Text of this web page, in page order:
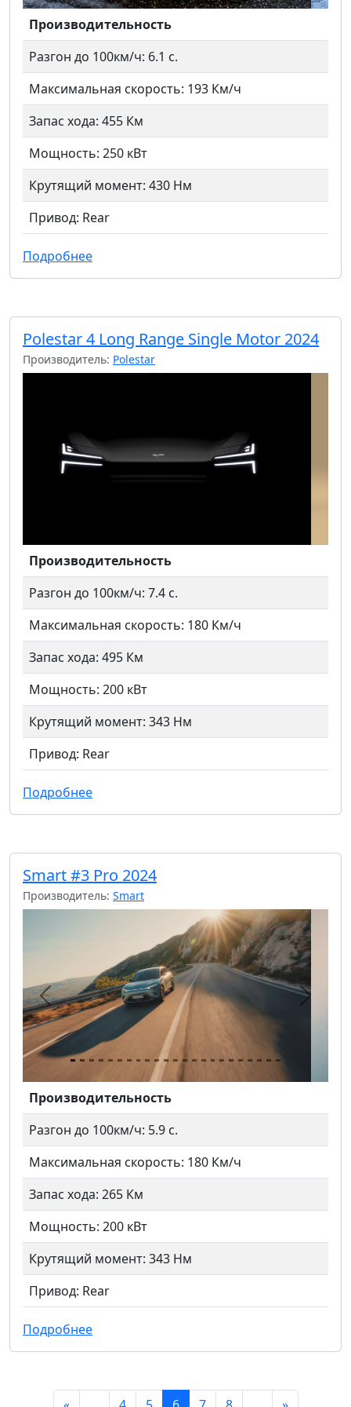
Производительность
Разгон до 100км/ч: 6.1 с.
Максимальная скорость: 193 Км/ч
Запас хода: 455 Км
Мощность: 250 кВт
Крутящий момент: 430 Нм
Привод: Rear
Подробнее
Polestar 4 Long Range Single Motor 2024
Производитель: Polestar
Предыдущий
Производительность
Разгон до 100км/ч: 7.4 с.
Максимальная скорость: 180 Км/ч
Запас хода: 495 Км
Мощность: 200 кВт
Крутящий момент: 343 Нм
Привод: Rear
Подробнее
Smart #3 Pro 2024
Производитель: Smart
Предыдущий
Производительность
Разгон до 100км/ч: 5.9 с.
Максимальная скорость: 180 Км/ч
Запас хода: 265 Км
Мощность: 200 кВт
Крутящий момент: 343 Нм
Привод: Rear
Подробнее